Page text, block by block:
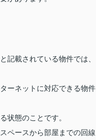
記載されている物件では、
ーネットに対応できる物件
状態のことです。
ペースから部屋までの回線